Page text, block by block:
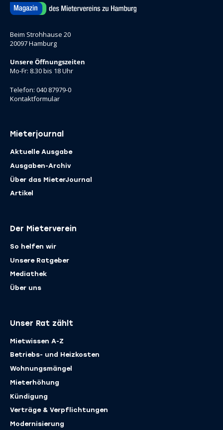
Beim Strohhause 20
20097 Hamburg
Unsere Öffnungszeiten
Mo-Fr: 8.30 bis 18 Uhr
Telefon: 040 87979-0
Kontaktformular
Mieterjournal
Aktuelle Ausgabe
Ausgaben-Archiv
Über das MieterJournal
Artikel
Der Mieterverein
So helfen wir
Unsere Ratgeber
Mediathek
Über uns
Unser Rat zählt
Mietwissen A-Z
Betriebs- und Heizkosten
Wohnungsmängel
Mieterhöhung
Kündigung
Verträge & ­Verpflichtungen
Modernisierung